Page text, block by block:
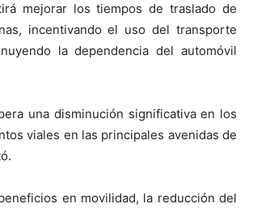
mejorar los tiempos de traslado de
incentivando el uso del transporte
la dependencia del automóvil
una disminución significativa en los
viales en las principales avenidas de
en movilidad, la reducción del